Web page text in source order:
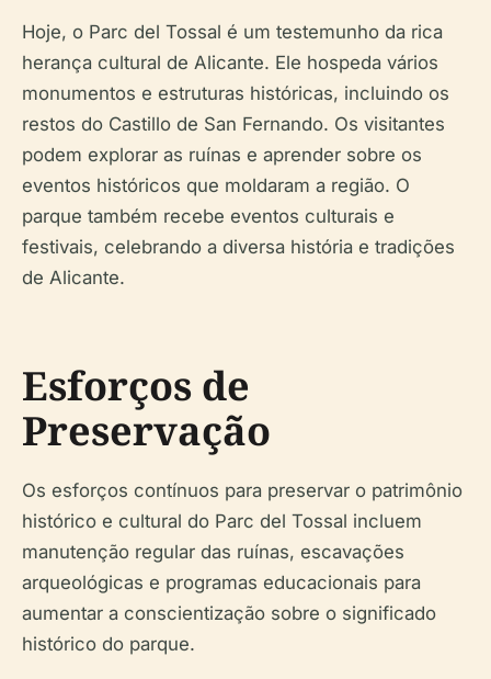
Hoje, o Parc del Tossal é um testemunho da rica
herança cultural de Alicante. Ele hospeda vários
monumentos e estruturas históricas, incluindo os
restos do Castillo de San Fernando. Os visitantes
podem explorar as ruínas e aprender sobre os
eventos históricos que moldaram a região. O
parque também recebe eventos culturais e
festivais, celebrando a diversa história e tradições
de Alicante.
Esforços de
Preservação
Os esforços contínuos para preservar o patrimônio
histórico e cultural do Parc del Tossal incluem
manutenção regular das ruínas, escavações
arqueológicas e programas educacionais para
aumentar a conscientização sobre o significado
histórico do parque.